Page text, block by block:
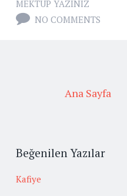
MEKTUP YAZINIZ
NO COMMENTS
Ana Sayfa
Beğenilen Yazılar
Kafiye